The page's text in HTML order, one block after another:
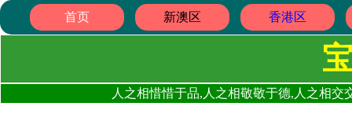
首页 新澳区 香港区
人之相惜惜于品,人之相敬敬于德,人之相